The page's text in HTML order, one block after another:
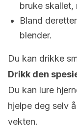
bruke skallet,
Bland
blender.
Du kan drikke
Drikk den
Du kan lure
hjelpe deg selv
vekten.